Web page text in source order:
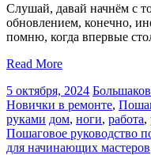
Слушай, давай начнём с
обновлением, конечно,
помню, когда впервые
Read More
5 октября, 2024
Новички в ремонте,
руками дом, ноги, работа,
Пошаговое руководство
для начинающих мастеров